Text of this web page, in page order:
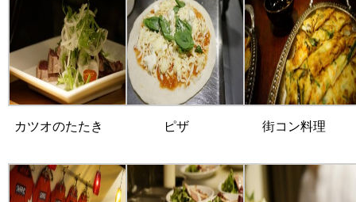
カツオのたたき ピザ 街コン料理